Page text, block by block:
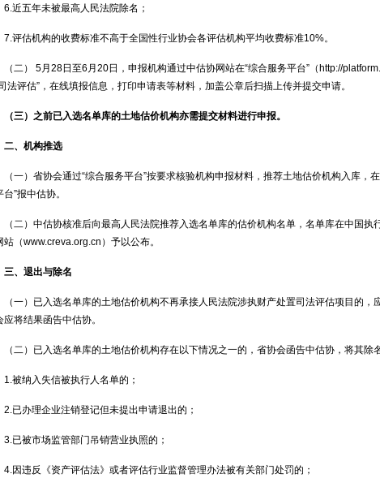
6.近五年未被最高人民法院除名；
7.评估机构的收费标准不高于全国性行业协会各评估机构平均收费标准10%。
（二） 5月28日至6月20日，申报机构通过中估协网站在“综合服务平台”（http://
法评估”，在线填报信息，打印申请表等材料，加盖公章后扫描上传并提交申请。
（三）之前已入选名单库的土地估价机构亦需提交材料进行申报。
二、机构推选
（一）省协会通过“综合服务平台”按要求核验机构申报材料，推荐土地估价机构入库，
”报中估协。
（二）中估协核准后向最高人民法院推荐入选名单库的估价机构名单，名单库在中国
站（www.creva.org.cn）予以公布。
三、退出与除名
（一）已入选名单库的土地估价机构不再承接人民法院涉执财产处置司法评估项目的
应将结果函告中估协。
（二）已入选名单库的土地估价机构存在以下情况之一的，省协会函告中估协，将其除
1.被纳入失信被执行人名单的；
2.已办理企业注销登记但未提出申请退出的；
3.已被市场监管部门吊销营业执照的；
4.因违反《资产评估法》或者评估行业监督管理办法被有关部门处罚的；